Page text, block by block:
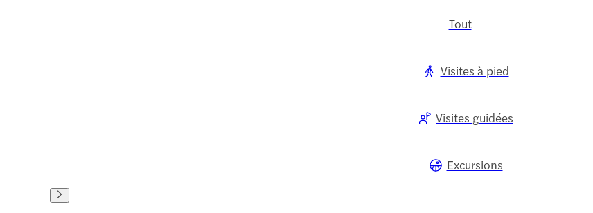
Tout
Visites à pied
Visites guidées
Excursions